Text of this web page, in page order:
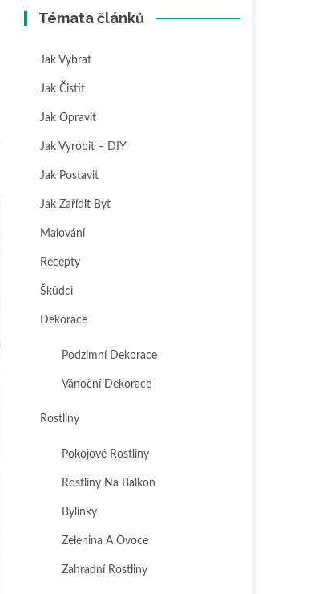
Témata článků
Jak Vybrat
Jak Čistit
Jak Opravit
Jak Vyrobit – DIY
Jak Postavit
Jak Zařídit Byt
Malování
Recepty
Škůdci
Dekorace
Podzimní Dekorace
Vánoční Dekorace
Rostliny
Pokojové Rostliny
Rostliny Na Balkon
Bylinky
Zelenina A Ovoce
Zahradní Rostliny